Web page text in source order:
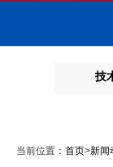
技
当前位置： 首页>新闻